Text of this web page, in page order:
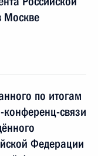
Москве
по итогам
связи
Федерации